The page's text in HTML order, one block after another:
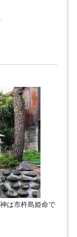
は市杵島姫命で